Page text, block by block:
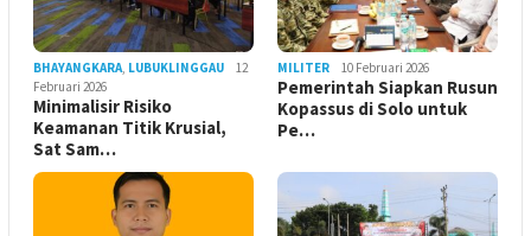
BHAYANGKARA, LUBUKLINGGAU
12
Februari 2026
Minimalisir Risiko
Keamanan Titik Krusial,
Sat Sam…
MILITER 10 Februari 2026
Pemerintah Siapkan Rusun
Kopassus di Solo untuk
Pe…